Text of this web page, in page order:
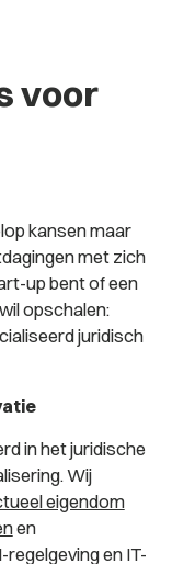
voor
kansen maar
met zich
up bent of een
opschalen:
juridisch
in het juridische
Wij
eigendom
en
en IT-